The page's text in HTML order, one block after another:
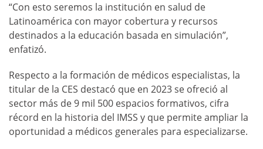
“Con esto seremos la institución en salud de
Latinoamérica con mayor cobertura y recursos
destinados a la educación basada en simulación”,
enfatizó.
Respecto a la formación de médicos especialistas, la
titular de la CES destacó que en 2023 se ofreció al
sector más de 9 mil 500 espacios formativos, cifra
récord en la historia del IMSS y que permite ampliar la
oportunidad a médicos generales para especializarse.